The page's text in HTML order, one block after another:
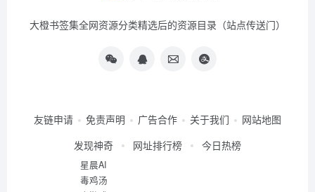
大橙书签集全网资源分类精选后的资源目录（站点传送门）
友链申请 免责声明 广告合作 关于我们
网站地图
发现神奇
星晨AI
毒鸡汤
网址排行榜 今日热榜